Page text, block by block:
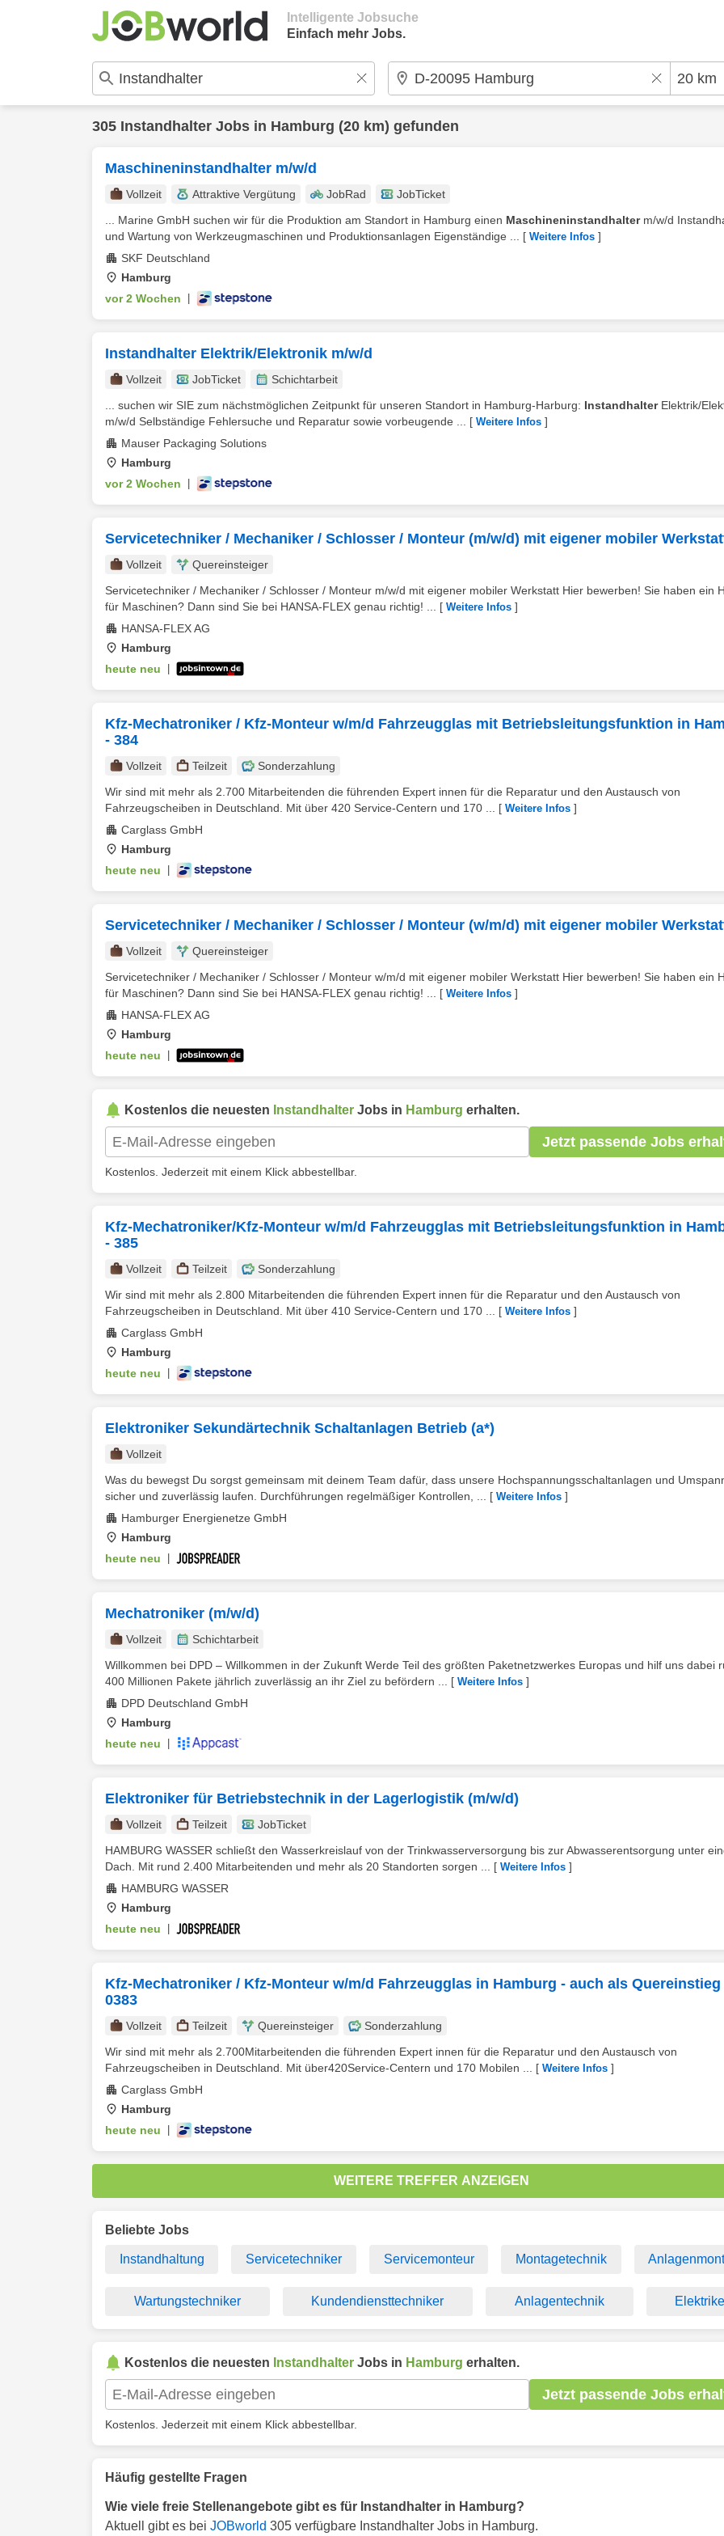
Intelligente Jobsuche
Einfach mehr Jobs.
305 Instandhalter Jobs in Hamburg (20 km) gefunden
Maschineninstandhalter m/w/d
Vollzeit Attraktive Vergütung JobRad
JobTicket
... Marine GmbH suchen wir für die Produktion am Standort in Hamburg einen Maschineninstandhalterm/w/d
und Wartung von Werkzeugmaschinen und Produktionsanlagen Eigenständige ...
[ Weitere Infos ]
SKF Deutschland
Hamburg
vor 2 Wochen
Instandhalter Elektrik/Elektronik m/w/d
Vollzeit JobTicket
Schichtarbeit
... suchen wir SIE zum nächstmöglichen Zeitpunkt für unseren Standort in Hamburg-Harburg: InstandhalterElektrik/
m/w/d Selbständige Fehlersuche und Reparatur sowie vorbeugende ...
[ Weitere Infos ]
Mauser Packaging Solutions
Hamburg
vor 2 Wochen
Servicetechniker / Mechaniker / Schlosser / Monteur (m/w/d) mit eigener mobiler
Vollzeit
Quereinsteiger
Servicetechniker / Mechaniker / Schlosser / Monteur m/w/d mit eigener mobiler Werkstatt Hier bewerben! Sie haben ein
für Maschinen? Dann sind Sie bei HANSA-FLEX genau richtig! ...
[ Weitere Infos ]
HANSA-FLEX AG
Hamburg
heute neu
Kfz-Mechatroniker / Kfz-Monteur w/m/d Fahrzeugglas mit Betriebsleitungsfunktion in
- 384
Vollzeit Teilzeit
Sonderzahlung
Wir sind mit mehr als 2.700 Mitarbeitenden die führenden Expert innen für die Reparatur und den Austausch von
Fahrzeugscheiben in Deutschland. Mit über 420 Service-Centern und 170 ...
[ Weitere Infos ]
Carglass GmbH
Hamburg
heute neu
Servicetechniker / Mechaniker / Schlosser / Monteur (w/m/d) mit eigener mobiler
Vollzeit
Quereinsteiger
Servicetechniker / Mechaniker / Schlosser / Monteur w/m/d mit eigener mobiler Werkstatt Hier bewerben! Sie haben ein
für Maschinen? Dann sind Sie bei HANSA-FLEX genau richtig! ...
[ Weitere Infos ]
HANSA-FLEX AG
Hamburg
heute neu
Kostenlos die neuesten Instandhalter Jobs in Hamburg erhalten.
Jetzt passende Jobs
Kostenlos. Jederzeit mit einem Klick abbestellbar.
Kfz-Mechatroniker/Kfz-Monteur w/m/d Fahrzeugglas mit Betriebsleitungsfunktion in
- 385
Vollzeit Teilzeit
Sonderzahlung
Wir sind mit mehr als 2.800 Mitarbeitenden die führenden Expert innen für die Reparatur und den Austausch von
Fahrzeugscheiben in Deutschland. Mit über 410 Service-Centern und 170 ...
[ Weitere Infos ]
Carglass GmbH
Hamburg
heute neu
Elektroniker Sekundärtechnik Schaltanlagen Betrieb (a*)
Vollzeit
Was du bewegst Du sorgst gemeinsam mit deinem Team dafür, dass unsere Hochspannungsschaltanlagen und
sicher und zuverlässig laufen. Durchführungen regelmäßiger Kontrollen, ...
[ Weitere Infos ]
Hamburger Energienetze GmbH
Hamburg
heute neu
Mechatroniker (m/w/d)
Vollzeit
Schichtarbeit
Willkommen bei DPD – Willkommen in der Zukunft Werde Teil des größten Paketnetzwerkes Europas und hilf uns dabei
400 Millionen Pakete jährlich zuverlässig an ihr Ziel zu befördern ...
[ Weitere Infos ]
DPD Deutschland GmbH
Hamburg
heute neu
Elektroniker für Betriebstechnik in der Lagerlogistik (m/w/d)
Vollzeit Teilzeit
JobTicket
HAMBURG WASSER schließt den Wasserkreislauf von der Trinkwasserversorgung bis zur Abwasserentsorgung unter
Dach. Mit rund 2.400 Mitarbeitenden und mehr als 20 Standorten sorgen ...
[ Weitere Infos ]
HAMBURG WASSER
Hamburg
heute neu
Kfz-Mechatroniker / Kfz-Monteur w/m/d Fahrzeugglas in Hamburg - auch als Quereinstieg
0383
Vollzeit Teilzeit Quereinsteiger
Sonderzahlung
Wir sind mit mehr als 2.700Mitarbeitenden die führenden Expert innen für die Reparatur und den Austausch von
Fahrzeugscheiben in Deutschland. Mit über420Service-Centern und 170 Mobilen ...
[ Weitere Infos ]
Carglass GmbH
Hamburg
heute neu
WEITERE TREFFER ANZEIGEN
Beliebte Jobs
Instandhaltung Servicetechniker Servicemonteur Montagetechnik
Wartungstechniker Kundendiensttechniker Anlagentechnik
Kostenlos die neuesten Instandhalter Jobs in Hamburg erhalten.
Jetzt passende Jobs
Kostenlos. Jederzeit mit einem Klick abbestellbar.
Häufig gestellte Fragen
Wie viele freie Stellenangebote gibt es für Instandhalter in Hamburg?
Aktuell gibt es bei JOBworld 305 verfügbare Instandhalter Jobs in Hamburg.